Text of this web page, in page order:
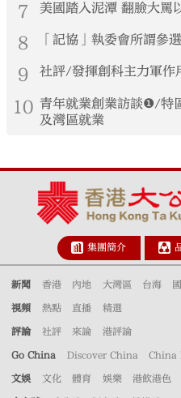
7 美國踏入泥潭 翻臉大罵
8 「記協」執委會所謂參
9 社評/發揮創科主力軍作
10 青年就業創業訪談❶/特
及灣區就業
集團簡介
新聞 香港 內地 大灣區 台海
視頻 熱點 直播 精選
評論 社評 來論 港評論
Go China Discover China China
文娛 文化 體育 娛樂 港飲港色